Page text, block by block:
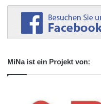
MiNa ist ein Projekt von: